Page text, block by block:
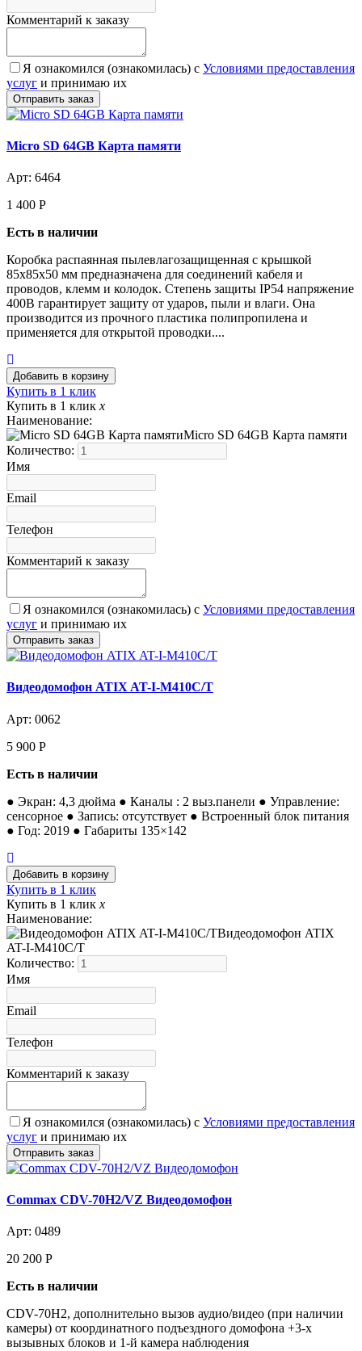
Комментарий к заказу
Я ознакомился (ознакомилась) с Условиями предоставления
услуг и принимаю их
Micro SD 64GB Карта памяти
Арт: 6464
1 400 Р
Есть в наличии
Коробка распаянная пылевлагозащищенная с крышкой
85х85х50 мм предназначена для соединений кабеля и
проводов, клемм и колодок. Степень защиты IP54 напряжение
400В гарантирует защиту от ударов, пыли и влаги. Она
производится из прочного пластика полипропилена и
применяется для открытой проводки....
Купить в 1 клик
Купить в 1 клик x
Наименование:
Micro SD 64GB Карта памяти
Количество:
Имя
Email
Телефон
Комментарий к заказу
Я ознакомился (ознакомилась) с Условиями предоставления
услуг и принимаю их
Видеодомофон ATIX AT-I-М410C/T
Арт: 0062
5 900 Р
Есть в наличии
● Экран: 4,3 дюйма ● Каналы : 2 выз.панели ● Управление:
сенсорное ● Запись: отсутствует ● Встроенный блок питания
● Год: 2019 ● Габариты 135×142
Купить в 1 клик
Купить в 1 клик x
Наименование:
Видеодомофон ATIX
AT-I-М410C/T
Количество:
Имя
Email
Телефон
Комментарий к заказу
Я ознакомился (ознакомилась) с Условиями предоставления
услуг и принимаю их
Commax CDV-70H2/VZ Видеодомофон
Арт: 0489
20 200 Р
Есть в наличии
CDV-70H2, дополнительно вызов аудио/видео (при наличии
камеры) от координатного подъездного домофона +3-х
вызывных блоков и 1-й камера наблюдения